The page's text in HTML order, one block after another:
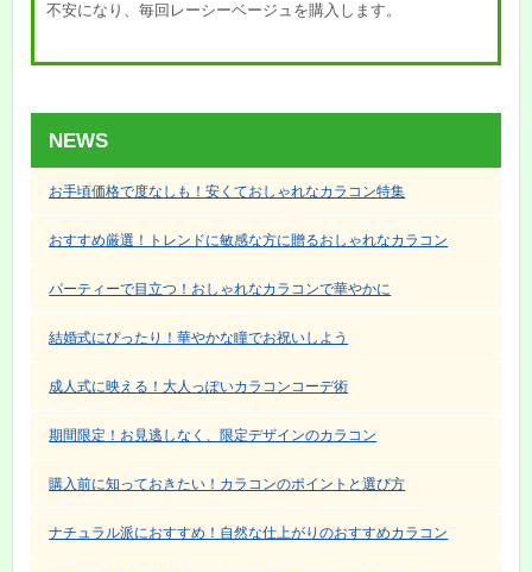
不安になり、毎回レーシーベージュを購入します。
NEWS
お手頃価格で度なしも！安くておしゃれなカラコン特集
おすすめ厳選！トレンドに敏感な方に贈るおしゃれなカラコン
パーティーで目立つ！おしゃれなカラコンで華やかに
結婚式にぴったり！華やかな瞳でお祝いしよう
成人式に映える！大人っぽいカラコンコーデ術
期間限定！お見逃しなく、限定デザインのカラコン
購入前に知っておきたい！カラコンのポイントと選び方
ナチュラル派におすすめ！自然な仕上がりのおすすめカラコン